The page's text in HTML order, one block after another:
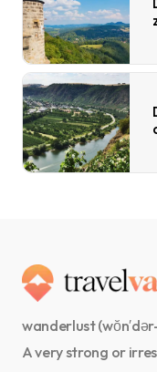
wanderlust
A very strong or